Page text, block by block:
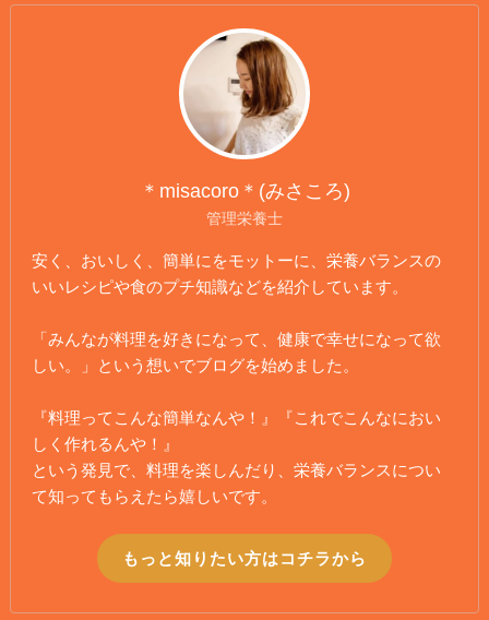
＊misacoro＊(みさころ)
管理栄養士
安く、おいしく、簡単にをモットーに、栄養バランスの
いいレシピや食のプチ知識などを紹介しています。
「みんなが料理を好きになって、健康で幸せになって欲
しい。」という想いでブログを始めました。
『料理ってこんな簡単なんや！』『これでこんなにおい
しく作れるんや！』
という発見で、料理を楽しんだり、栄養バランスについ
て知ってもらえたら嬉しいです。
もっと知りたい方はコチラから